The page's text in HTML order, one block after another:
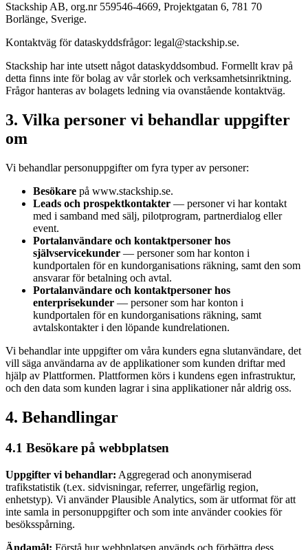
Stackship AB, org.nr 559546-4669, Projektgatan 6, 781 70
Borlänge, Sverige.
Kontaktväg för dataskyddsfrågor: legal@stackship.se.
Stackship har inte utsett något dataskyddsombud. Formellt krav på
detta finns inte för bolag av vår storlek och verksamhetsinriktning.
Frågor hanteras av bolagets ledning via ovanstående kontaktväg.
3. Vilka personer vi behandlar uppgifter
om
Vi behandlar personuppgifter om fyra typer av personer:
Besökare på www.stackship.se.
Leads och prospektkontakter — personer vi har kontakt
med i samband med sälj, pilotprogram, partnerdialog eller
event.
Portalanvändare och kontaktpersoner hos
självservicekunder — personer som har konton i
kundportalen för en kundorganisations räkning, samt den som
ansvarar för betalning och avtal.
Portalanvändare och kontaktpersoner hos
enterprisekunder — personer som har konton i
kundportalen för en kundorganisations räkning, samt
avtalskontakter i den löpande kundrelationen.
Vi behandlar inte uppgifter om våra kunders egna slutanvändare, det
vill säga användarna av de applikationer som kunden driftar med
hjälp av Plattformen. Plattformen körs i kundens egen infrastruktur,
och den data som kunden lagrar i sina applikationer når aldrig oss.
4. Behandlingar
4.1 Besökare på webbplatsen
Uppgifter vi behandlar: Aggregerad och anonymiserad
trafikstatistik (t.ex. sidvisningar, referrer, ungefärlig region,
enhetstyp). Vi använder Plausible Analytics, som är utformat för att
inte samla in personuppgifter och som inte använder cookies för
besöksspårning.
Ändamål: Förstå hur webbplatsen används och förbättra dess